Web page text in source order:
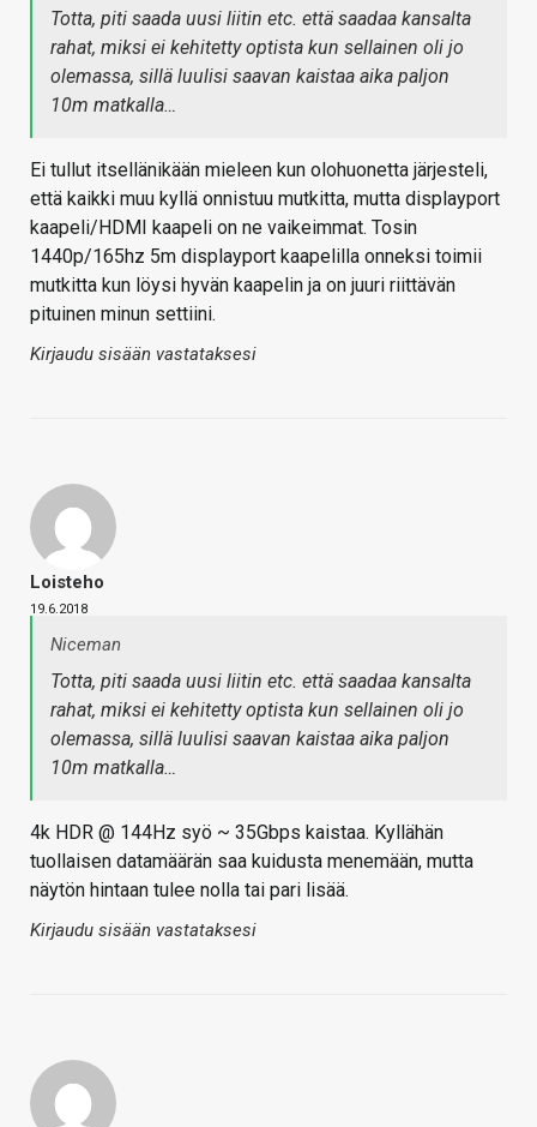
Totta, piti saada uusi liitin etc. että saadaa kansalta
rahat, miksi ei kehitetty optista kun sellainen oli jo
olemassa, sillä luulisi saavan kaistaa aika paljon
10m matkalla…
Ei tullut itsellänikään mieleen kun olohuonetta järjesteli,
että kaikki muu kyllä onnistuu mutkitta, mutta displayport
kaapeli/HDMI kaapeli on ne vaikeimmat. Tosin
1440p/165hz 5m displayport kaapelilla onneksi toimii
mutkitta kun löysi hyvän kaapelin ja on juuri riittävän
pituinen minun settiini.
Kirjaudu sisään vastataksesi
Loisteho
19.6.2018
Niceman
Totta, piti saada uusi liitin etc. että saadaa kansalta
rahat, miksi ei kehitetty optista kun sellainen oli jo
olemassa, sillä luulisi saavan kaistaa aika paljon
10m matkalla…
4k HDR @ 144Hz syö ~ 35Gbps kaistaa. Kyllähän
tuollaisen datamäärän saa kuidusta menemään, mutta
näytön hintaan tulee nolla tai pari lisää.
Kirjaudu sisään vastataksesi